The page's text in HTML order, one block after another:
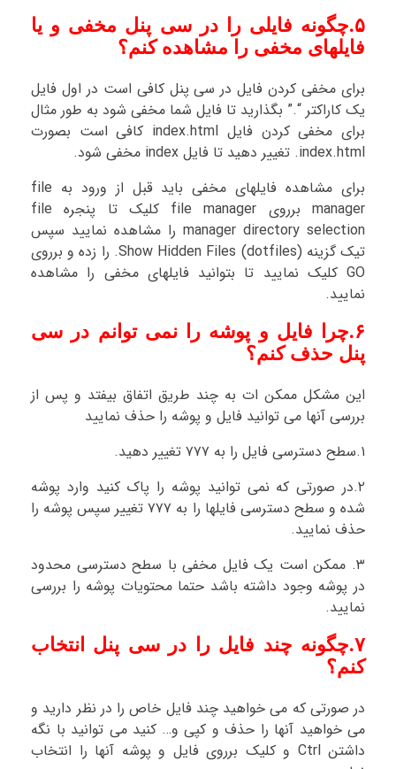
۵.چگونه فایلی را در سی پنل مخفی و یا
فایلهای مخفی را مشاهده کنم؟
برای مخفی کردن فایل در سی پنل کافی است در اول فایل
یک کاراکتر “.” بگذارید تا فایل شما مخفی شود به طور مثال
برای مخفی کردن فایل index.html کافی است بصورت
index.html. تغییر دهید تا فایل index مخفی شود.
برای مشاهده فایلهای مخفی باید قبل از ورود به file
manager برروی file manager کلیک تا پنجره file
manager directory selection را مشاهده نمایید سپس
تیک گزینه Show Hidden Files (dotfiles). را زده و برروی
GO کلیک نمایید تا بتوانید فایلهای مخفی را مشاهده
نمایید.
۶.چرا فایل و پوشه را نمی توانم در سی
پنل حذف کنم؟
این مشکل ممکن ات به چند طریق اتفاق بیفتد و پس از
بررسی آنها می توانید فایل و پوشه را حذف نمایید
۱.سطح دسترسی فایل را به ۷۷۷ تغییر دهید.
۲.در صورتی که نمی توانید پوشه را پاک کنید وارد پوشه
شده و سطح دسترسی فایلها را به ۷۷۷ تغییر سپس پوشه را
حذف نمایید.
۳. ممکن است یک فایل مخفی با سطح دسترسی محدود
در پوشه وجود داشته باشد حتما محتویات پوشه را بررسی
نمایید.
۷.چگونه چند فایل را در سی پنل انتخاب
کنم؟
در صورتی که می خواهید چند فایل خاص را در نظر دارید و
می خواهید آنها را حذف و کپی و… کنید می توانید با نگه
داشتن Ctrl و کلیک برروی فایل و پوشه آنها را انتخاب